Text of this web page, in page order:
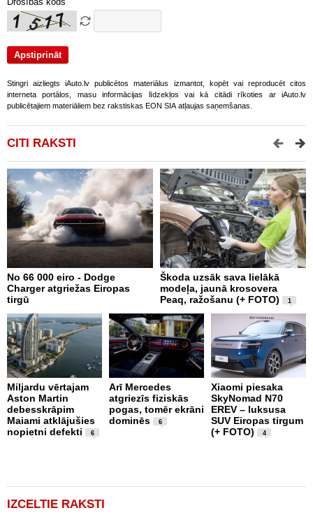
Stingri aizliegts iAuto.lv publicētos materiālus izmantot, kopēt vai reproducēt citos
interneta portālos, masu informācijas līdzekļos vai kā citādi rīkoties ar iAuto.lv
publicētajiem materiāliem bez rakstiskas EON SIA atļaujas saņemšanas.
CITI RAKSTI
No 66 000 eiro - Dodge
Charger atgriežas Eiropas
tirgū
Škoda uzsāk sava lielākā
modeļa, jaunā krosovera
Peaq, ražošanu (+ FOTO)
1
Miljardu vērtajam
Aston Martin
debesskrāpim
Maiami atklājušies
nopietni defekti
6
Arī Mercedes
atgriezīs fiziskās
pogas, tomēr ekrāni
dominēs
6
Xiaomi piesaka
SkyNomad N70
EREV – luksusa
SUV Eiropas tirgum
(+ FOTO)
4
IZCELTIE RAKSTI